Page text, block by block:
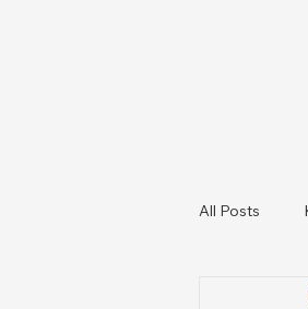
All Posts
Katzen